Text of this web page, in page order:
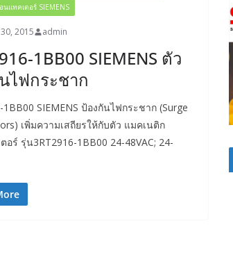
นแทคเตอร์ SIEMENS
2015 admin
1BB00 SIEMENS ตัว
ไฟกระชาก
1BB00 SIEMENS ป้องกันไฟกระชาก (Surge
เพิ่มความเสถียรให้กับตัว แมคเนติก
อร์ รุ่น3RT2916-1BB00 24-48VAC; 24-